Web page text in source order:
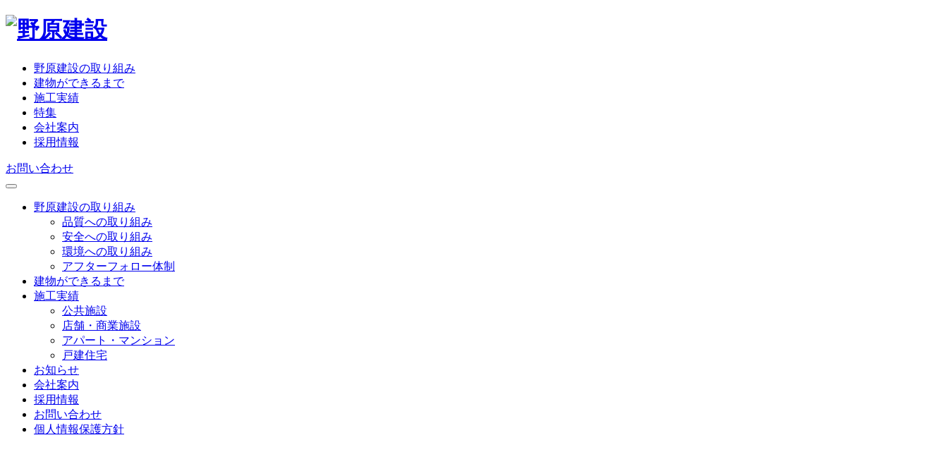
野原建設の取り組み
建物ができるまで
施工実績
特集
会社案内
採用情報
お問い合わせ
野原建設の取り組み
品質への取り組み
安全への取り組み
環境への取り組み
アフターフォロー体制
建物ができるまで
施工実績
公共施設
店舗・商業施設
アパート・マンション
戸建住宅
お知らせ
会社案内
採用情報
お問い合わせ
個人情報保護方針